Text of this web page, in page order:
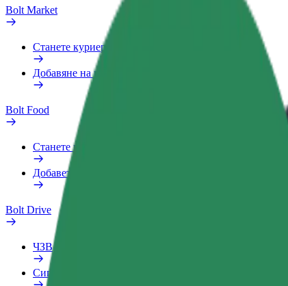
Bolt Market
Станете куриер
Добавяне на ресторант или магазин
Bolt Food
Станете куриер
Добавете ресторант или магазин
Bolt Drive
ЧЗВ
Сигнализирайте за превозно средство